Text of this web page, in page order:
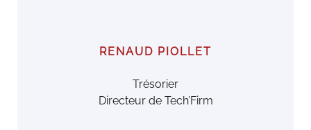
RENAUD PIOLLET
Trésorier
Directeur de Tech’Firm